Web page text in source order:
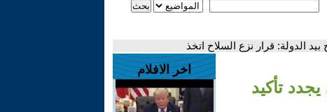
الدولة: قرار نزع السلاح اتخذ
تأكيد
اخر الافلام